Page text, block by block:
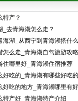
特产？
_去青海湖怎么走？
海湖_从西宁到青海湖搭什
怎么走_青海湖自驾旅游攻略
住哪里好_青海湖住宿推荐
好吃的_青海湖有哪些好吃
好吃的地方_青海湖哪里有
特产好_青海湖特产介绍